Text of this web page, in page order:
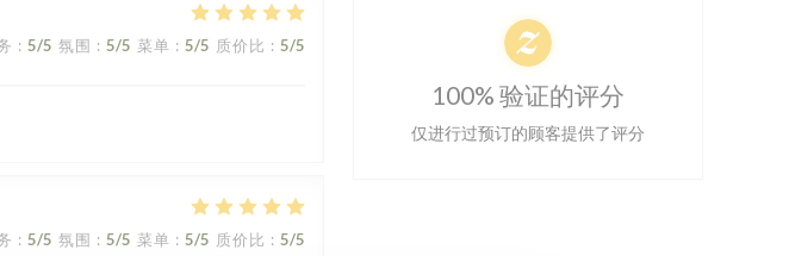
: 5/5 氛围 : 5/5 菜单 : 5/5 质价比 : 5/5
: 5/5 氛围 : 5/5 菜单 : 5/5 质价比 : 5/5
100% 验证的评分
仅进行过预订的顾客提供了评分